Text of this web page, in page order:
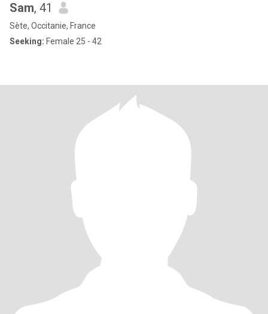
Sam, 41
Sète, Occitanie, France
Seeking: Female 25 - 42